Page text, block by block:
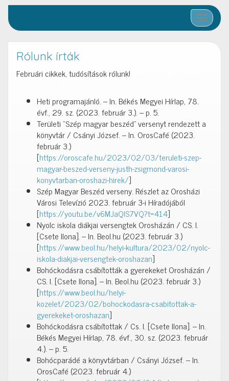
Toggle
Rólunk írták
Februári cikkek, tudósítások rólunk!
Heti programajánló. – In. Békés Megyei Hírlap, 78.
évf., 29. sz. (2023. február 3.). – p. 5.
Területi “Szép magyar beszéd” versenyt rendezett a
könyvtár / Csányi József. – In. OrosCafé (2023.
február 3.)
[https://oroscafe.hu/2023/02/03/teruleti-szep-
magyar-beszed-verseny-justh-zsigmond-varosi-
konyvtarban-oroshazi-hirek/]
Szép Magyar Beszéd verseny. Részlet az Orosházi
Városi Televízió 2023. február 3-i Híradójából
[https://youtu.be/v6MJaQIS7VQ?t=414]
Nyolc iskola diákjai versengtek Orosházán / CS. I.
[Csete Ilona]. – In. Beol.hu (2023. február 3.)
[https://www.beol.hu/helyi-kultura/2023/02/nyolc-
iskola-diakjai-versengtek-oroshazan]
Bohóckodásra csábították a gyerekeket Orosházán /
CS. I. [Csete Ilona]. – In. Beol.hu (2023. február 3.)
[https://www.beol.hu/helyi-
kozelet/2023/02/bohockodasra-csabitottak-a-
gyerekeket-oroshazan]
Bohóckodásra csábítottak / Cs. I. [Csete Ilona]. – In.
Békés Megyei Hírlap, 78. évf., 30. sz. (2023. február
4.). – p. 5.
Bohócparádé a könyvtárban / Csányi József. – In.
OrosCafé (2023. február 4.)